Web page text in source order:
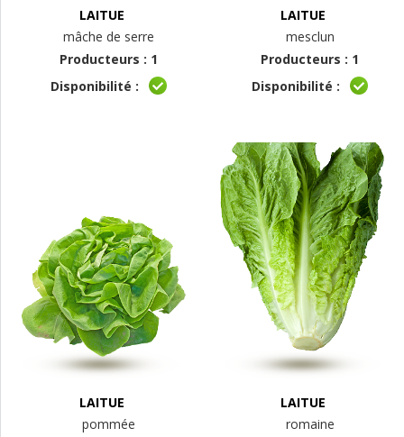
LAITUE
mâche de serre
Producteurs : 1
Disponibilité :
LAITUE
mesclun
Producteurs : 1
Disponibilité :
LAITUE
pommée
LAITUE
romaine